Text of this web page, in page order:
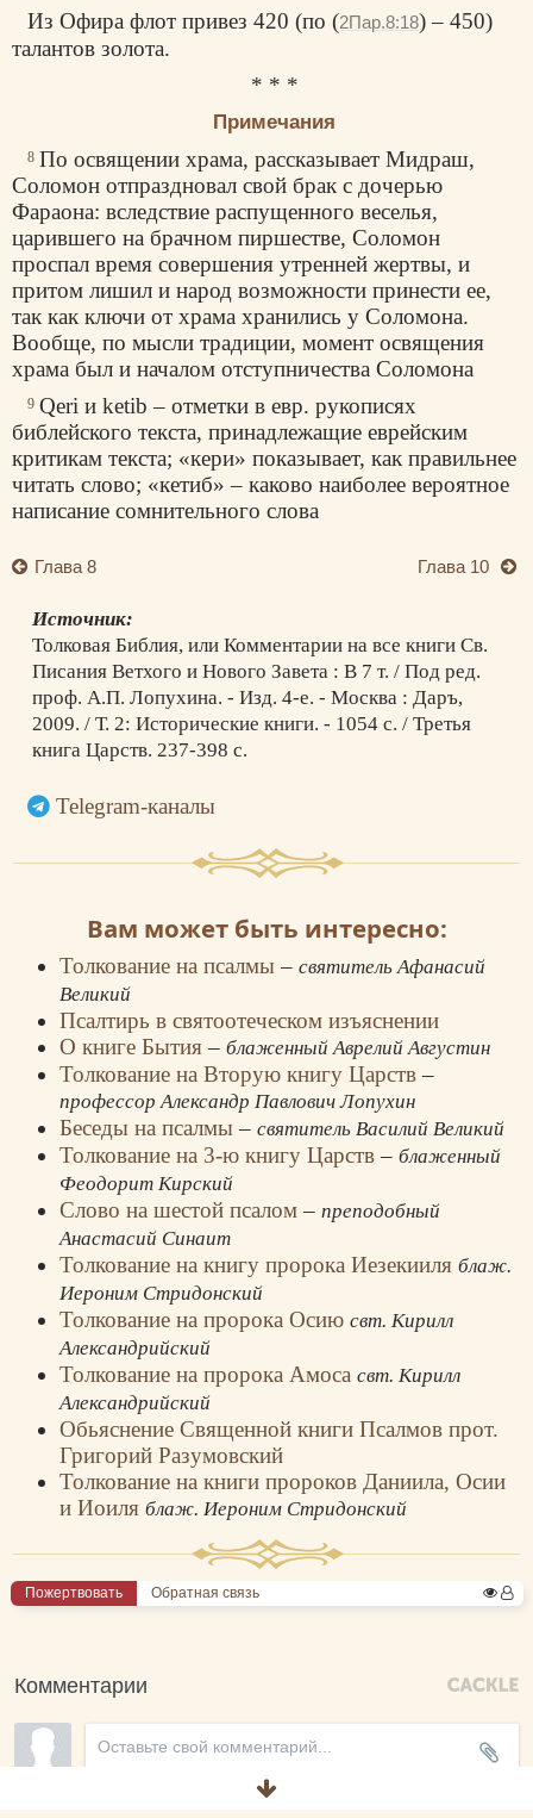
Из Офира флот привез 420 (по (2Пар.8:18) – 450)
талантов золота.
* * *
Примечания
8 По освящении храма, рассказывает Мидраш,
Соломон отпраздновал свой брак с дочерью
Фараона: вследствие распущенного веселья,
царившего на брачном пиршестве, Соломон
проспал время совершения утренней жертвы, и
притом лишил и народ возможности принести ее,
так как ключи от храма хранились у Соломона.
Вообще, по мысли традиции, момент освящения
храма был и началом отступничества Соломона
9 Qeri и ketib – отметки в евр. рукописях
библейского текста, принадлежащие еврейским
критикам текста; «кери» показывает, как правильнее
читать слово; «кетиб» – каково наиболее вероятное
написание сомнительного слова
Глава 8 Глава 10
Источник:
Толковая Библия, или Комментарии на все книги Св.
Писания Ветхого и Нового Завета : В 7 т. / Под ред.
проф. А.П. Лопухина. - Изд. 4-е. - Москва : Даръ,
2009. / Т. 2: Исторические книги. - 1054 с. / Третья
книга Царств. 237-398 с.
Telegram-каналы
Вам может быть интересно:
Толкование на псалмы– святитель Афанасий
Великий
Псалтирь в святоотеческом изъяснении
О книге Бытия– блаженный Аврелий Августин
Толкование на Вторую книгу Царств–
профессор Александр Павлович Лопухин
Беседы на псалмы– святитель Василий Великий
Толкование на 3-ю книгу Царств– блаженный
Феодорит Кирский
Слово на шестой псалом– преподобный
Анастасий Синаит
Толкование на книгу пророка Иезекииля блаж.
Иероним Стридонский
Толкование на пророка Осию свт. Кирилл
Александрийский
Толкование на пророка Амоса свт. Кирилл
Александрийский
Обьяснение Священной книги Псалмов прот.
Григорий Разумовский
Толкование на книги пророков Даниила, Осии
и Иоиля блаж. Иероним Стридонский
Пожертвовать Обратная связь
Комментарии